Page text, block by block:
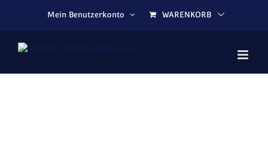
Mein Benutzerkonto
WARENKORB